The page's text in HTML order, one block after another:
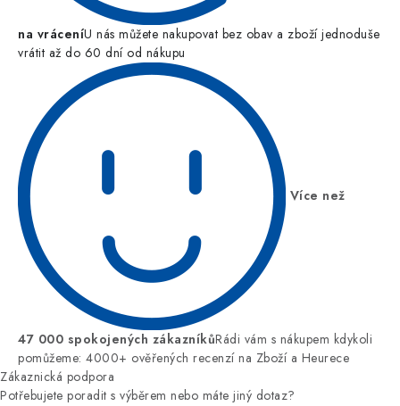
na vráceníU nás můžete nakupovat bez obav a zboží jednoduše
vrátit až do 60 dní od nákupu
Více než
47 000 spokojených zákazníkůRádi vám s nákupem kdykoli
pomůžeme: 4000+ ověřených recenzí na Zboží a Heurece
Zákaznická podpora
Potřebujete poradit s výběrem nebo máte jiný dotaz?